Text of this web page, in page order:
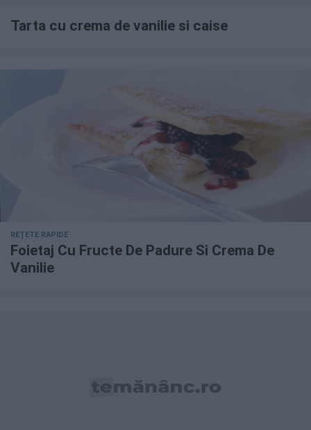
Tarta cu crema de vanilie si caise
REȚETE RAPIDE
Foietaj Cu Fructe De Padure Si Crema De
Vanilie